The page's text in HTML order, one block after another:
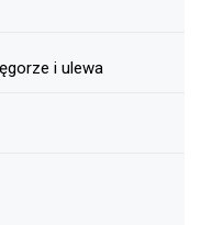
i ulewa